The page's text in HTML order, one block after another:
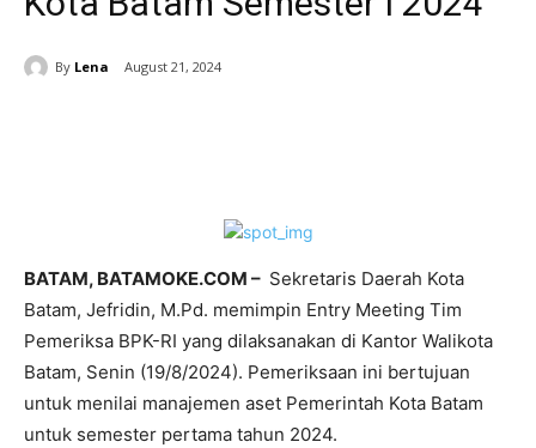
By Lena August 21, 2024
BATAM, BATAMOKE.COM – Sekretaris Daerah Kota
Batam, Jefridin, M.Pd. memimpin Entry Meeting Tim
Pemeriksa BPK-RI yang dilaksanakan di Kantor Walikota
Batam, Senin (19/8/2024). Pemeriksaan ini bertujuan
untuk menilai manajemen aset Pemerintah Kota Batam
untuk semester pertama tahun 2024.